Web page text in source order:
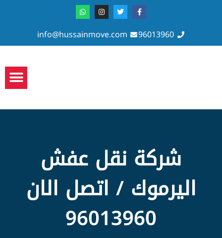
96013960
info@hussainmove.com
شركة نقل عفش
اليرموك / اتصل الان
96013960